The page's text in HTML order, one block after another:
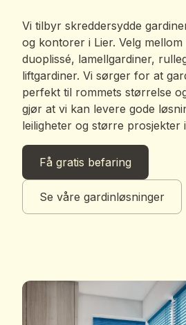
Vi tilbyr skreddersydde
og kontorer i Lier. Velg mellom
duoplissé, lamellgardiner,
liftgardiner. Vi sørger for at
perfekt til rommets størrelse
gjør at vi kan levere gode
leiligheter og større prosjekter
Få gratis befaring
Se våre gardinløsninger